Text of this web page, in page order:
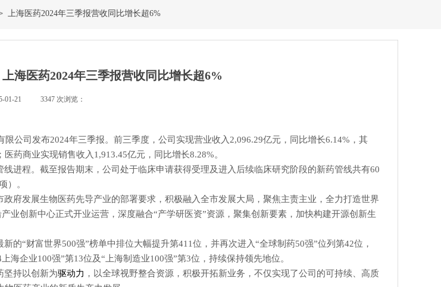
上海医药2024年三季报营收同比增长超6%
上海医药2024年三季报营收同比增长超6%
01-21 3347 次浏览：
限公司发布2024年三季报。前三季度，公司实现营业收入2,096.29亿元，同比增长6.14%，其
药商业实现销售收入1,913.45亿元，同比增长8.28%。
进程。截至报告期末，公司处于临床申请获得受理及进入后续临床研究阶段的新药管线共有60
）。
府发展生物医药先导产业的部署要求，积极融入全市发展大局，聚焦主责主业，全力打造世界
业创新中心正式开业运营，深度融合“产学研医资”资源，聚集创新要素，加快构建开源创新生
的“财富世界500强”榜单中排位大幅提升第411位，并再次进入“全球制药50强”位列第42位，
海企业100强”第13位及“上海制造业100强”第3位，持续保持领先地位。
坚持以创新为驱动力 ，以全球视野整合资源，积极开拓新业务，不仅实现了公司的可持续、高质